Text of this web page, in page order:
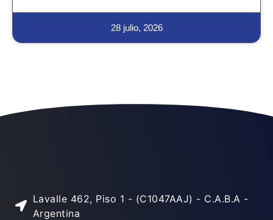
28 julio, 2026
Lavalle 462, Piso 1 - (C1047AAJ) - C.A.B.A -
Argentina